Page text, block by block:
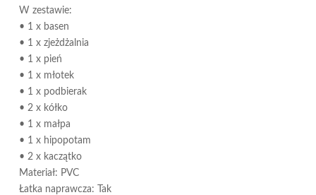
W zestawie:
• 1 x basen
• 1 x zjeżdżalnia
• 1 x pień
• 1 x młotek
• 1 x podbierak
• 2 x kółko
• 1 x małpa
• 1 x hipopotam
• 2 x kaczątko
Materiał: PVC
Łatka naprawcza: Tak